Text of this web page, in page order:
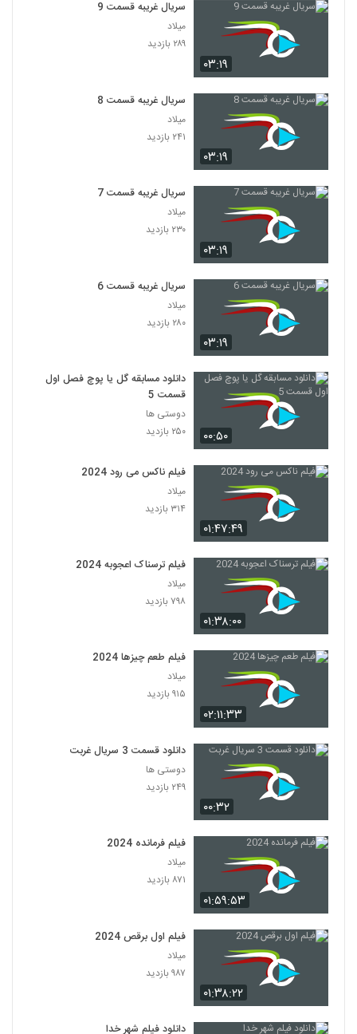
۰۳:۱۹
سریال غریبه قسمت 9
میلاد
۲۸۹ بازدید
۰۳:۱۹
سریال غریبه قسمت 8
میلاد
۲۴۱ بازدید
۰۳:۱۹
سریال غریبه قسمت 7
میلاد
۲۳۰ بازدید
۰۳:۱۹
سریال غریبه قسمت 6
میلاد
۲۸۰ بازدید
۰۰:۵۰
دانلود مسابقه گل یا پوچ فصل اول
قسمت 5
دوستی ها
۲۵۰ بازدید
۰۱:۴۷:۴۹
فیلم ناکس می رود 2024
میلاد
۳۱۴ بازدید
۰۱:۳۸:۰۰
فیلم ترسناک اعجوبه 2024
میلاد
۷۹۸ بازدید
۰۲:۱۱:۳۳
فیلم طعم چیزها 2024
میلاد
۹۱۵ بازدید
۰۰:۳۲
دانلود قسمت 3 سریال غربت
دوستی ها
۲۴۹ بازدید
۰۱:۵۹:۵۳
فیلم فرمانده 2024
میلاد
۸۷۱ بازدید
۰۱:۳۸:۲۲
فیلم اول برقص 2024
میلاد
۹۸۷ بازدید
دانلود فیلم شهر خدا